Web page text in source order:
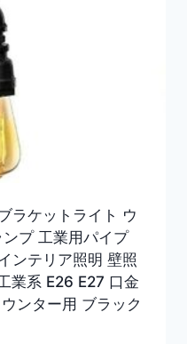
ラケットライト ウ
プ 工業用パイプ
ンテリア照明 壁照
業系 E26 E27 口金
ンター用 ブラック